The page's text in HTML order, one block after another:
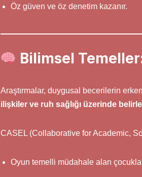
Öz güven ve öz denetim kazanır.
Bilimsel
Araştırmalar, duygusal becerilerin
ilişkiler ve ruh sağlığı üzerinde
CASEL (Collaborative for Academic,
Oyun temelli müdahale alan